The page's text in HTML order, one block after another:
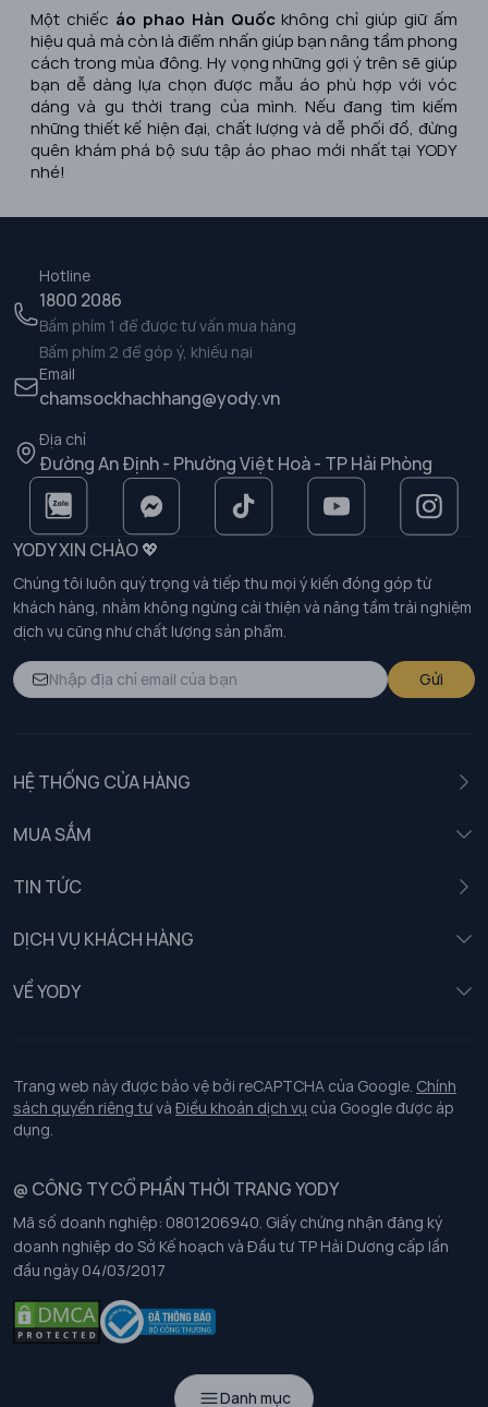
Danh mục
Một chiếc áo phao Hàn Quốckhông chỉ giúp giữ ấm
hiệu quả mà còn là điểm nhấn giúp bạn nâng tầm phong
cách trong mùa đông. Hy vọng những gợi ý trên sẽ giúp
bạn dễ dàng lựa chọn được mẫu áo phù hợp với vóc
dáng và gu thời trang của mình. Nếu đang tìm kiếm
những thiết kế hiện đại, chất lượng và dễ phối đồ, đừng
quên khám phá bộ sưu tập áo phao mới nhất tại YODY
nhé!
Hotline
1800 2086
Bấm phím 1 để được tư vấn mua hàng
Bấm phím 2 để góp ý, khiếu nại
Email
chamsockhachhang@yody.vn
Địa chỉ
Đường An Định - Phường Việt Hoà - TP Hải Phòng
YODY XIN CHÀO 💖
Chúng tôi luôn quý trọng và tiếp thu mọi ý kiến đóng góp từ
khách hàng, nhằm không ngừng cải thiện và nâng tầm trải nghiệm
dịch vụ cũng như chất lượng sản phẩm.
Gửi
HỆ THỐNG CỬA HÀNG
MUA SẮM
TIN TỨC
DỊCH VỤ KHÁCH HÀNG
Chính sách khách hàng thân thiết
Chính sách bảo vệ dữ liệu cá nhân
Chính sách thanh toán, giao nhận
Chính sách chất lượng và an toàn sức khoẻ nghề nghiệp
Chính sách đơn đồng phục
Hướng dẫn chọn kích thước
VỀ YODY
Tuyển dụng
Trang web này được bảo vệ bởi reCAPTCHA của Google. Chính
sách quyền riêng tưvà Điều khoản dịch vụ của Google được áp
dụng.
@ CÔNG TY CỔ PHẦN THỜI TRANG YODY
Mã số doanh nghiệp: 0801206940. Giấy chứng nhận đăng ký
doanh nghiệp do Sở Kế hoạch và Đầu tư TP Hải Dương cấp lần
đầu ngày 04/03/2017